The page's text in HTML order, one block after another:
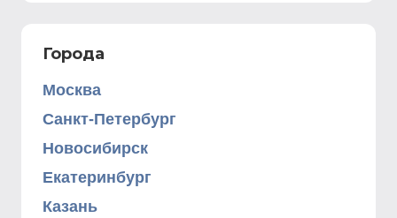
Города
Москва
Санкт-Петербург
Новосибирск
Екатеринбург
Казань